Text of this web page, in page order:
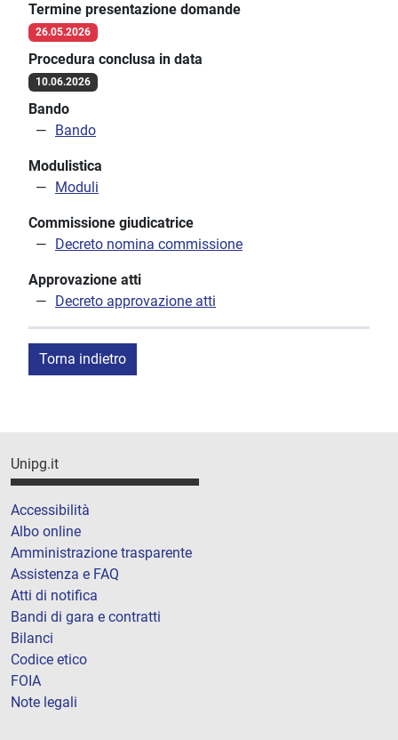
Termine presentazione domande
26.05.2026
Procedura conclusa in data
10.06.2026
Bando
Bando
Modulistica
Moduli
Commissione giudicatrice
Decreto nomina commissione
Approvazione atti
Decreto approvazione atti
Torna indietro
Unipg.it
Accessibilità
Albo online
Amministrazione trasparente
Assistenza e FAQ
Atti di notifica
Bandi di gara e contratti
Bilanci
Codice etico
FOIA
Note legali